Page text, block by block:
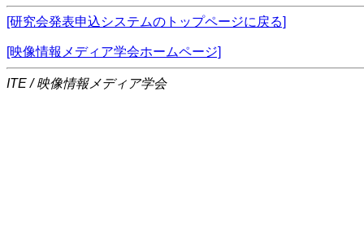
[研究会発表申込システムのトップページに戻る]
[映像情報メディア学会ホームページ]
ITE / 映像情報メディア学会